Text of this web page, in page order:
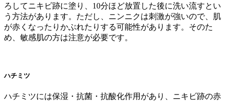
ろしてニキビ跡に塗り、10分ほど放置した後に洗い流すとい
う方法があります。ただし、ニンニクは刺激が強いので、肌
が赤くなったりかぶれたりする可能性があります。そのた
め、敏感肌の方は注意が必要です。
ハチミツ
ハチミツには保湿・抗菌・抗酸化作用があり、ニキビ跡の赤